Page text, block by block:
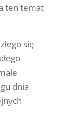
ten temat
się
dnia